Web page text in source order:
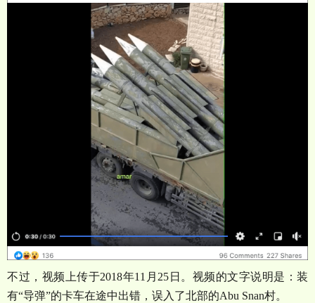
不过，视频上传于2018年11 月 25 日。视频的文字说明是：装
有“导弹”的卡车在途中出错，误入了北部的Abu Snan村。